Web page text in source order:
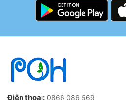
Điện thoại: 0866 086 569